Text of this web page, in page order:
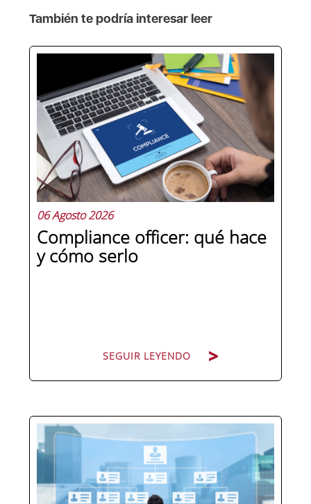
También te podría interesar leer
06 Agosto 2026
Compliance officer: qué hace
y cómo serlo
SEGUIR LEYENDO
Pocas figuras han ganado tanto peso
en la estructura corporativa española
en la última década como el
compliance officer. Desde que la
reforma del Código Penal extendió la